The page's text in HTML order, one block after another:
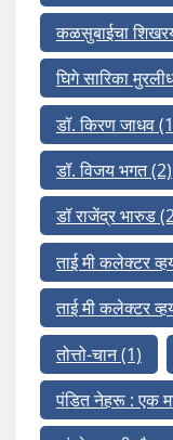
कळसुबाईचा
घिगे सारिका
डॉ. किरण जाधव
डॉ. विजय भगत(2)
डॉ राजेंद्र भारुड
ताई मी कलेक्टर
ताई मी कलेक्टर
तोत्तो-चान(1)
पंडित नेहरू : एक